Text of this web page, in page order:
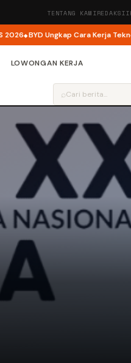
TENTANG KAMIREDAKSI
Cara Kerja Teknologi Dual
LOWONGAN KERJA
⌕